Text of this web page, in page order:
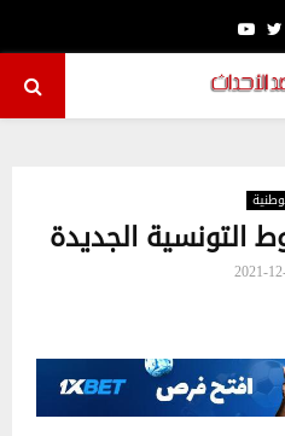
Twitter
Youtube
التونسية الجديدة
2021-